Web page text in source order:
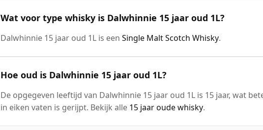
Wat voor type whisky is Dalwhinnie 15 jaar oud 1L?
Dalwhinnie 15 jaar oud 1L is een Single Malt Scotch Whisky.
Hoe oud is Dalwhinnie 15 jaar oud 1L?
De opgegeven leeftijd van Dalwhinnie 15 jaar oud 1L is 15 jaar, wat
in eiken vaten is gerijpt. Bekijk alle 15 jaar oude whisky.